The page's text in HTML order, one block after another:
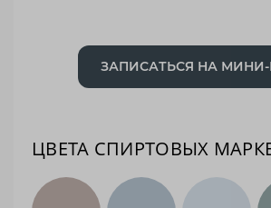
ЗАПИСАТЬСЯ НА МИНИ-
ЦВЕТА СПИРТОВЫХ